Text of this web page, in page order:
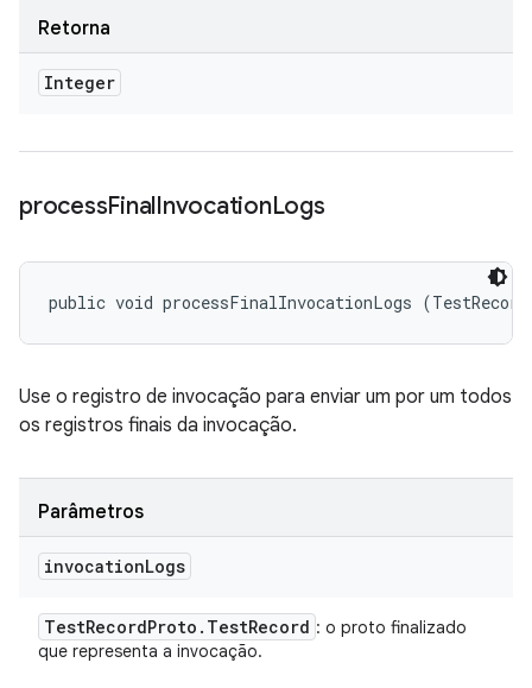
Retorna
Integer
processFinalInvocationLogs
public void processFinalInvocationLogs
Use o registro de invocação para enviar um por um todos
os registros finais da invocação.
Parâmetros
invocationLogs
TestRecordProto . TestRecord : o proto finalizado
que representa a invocação.